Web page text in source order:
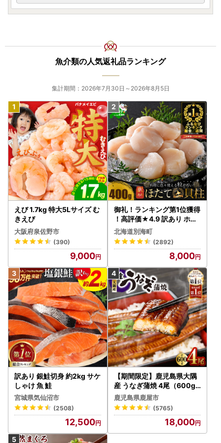
きましては、ご寄附いただいた後にお送りするワンストップ
ワンストップ特例申請の受付完了後には、ご登録のメールア
ドレス宛てに受付完了通知のメールをお送りしております。
▼「ふるまど」
新規アカウント登録の上ログインし寄附情報を追加していた
だきますと、「ふるまど」を利用したオンラインでのワンス
トップ特例申請及び変更申請や、受付状況の確認等が可能で
す。詳細につきましては、以下のURLよりご確認ください。
https://furumado.jp/
▼申請書送付先
〒444-1333
愛知県高浜市沢渡町一丁目3番28
愛知県南知多町ふるさと納税ワンストップ受付センター 行
き
※注意事項※
・ワンストップ特例申請の期限（必着）はご寄附翌年の1月1
0日です。
・複数回ご寄附をいただいている場合は、ご寄附ごとに申請
のお手続きが必要です。
・当町専用の申請書以外の受付完了までにはお時間をいただ
きますので、当町よりお送りしております申請書類をご利用
ください。
■問い合わせについて■
メールでのお問い合わせが非常に多く、ご回答にお時間を要
しております。誠に恐縮ではございますが、ご回答までに1
週間ほどお時間を頂く場合もございますのであらかじめご了
承ください。
また、お電話も大変混み合っておりご迷惑をおかけしており
ますが、何卒よろしくお願い申し上げます。
▼お問い合わせ先
南知多町 ふるさと納税担当
電話：050-1730-5448（10:00～17:00 ※土日祝・年末年始
メール：minamichita@furusato-supports.com
魚介類の人気返礼品ランキング
集計期間：2026年7月30日～2026年8月5日
えび 1.7kg 特大5Lサイズ む
きえび
大阪府泉佐野市
(390)
9,000
御礼！ランキング第1位獲得
！高評価★4.9 訳あり ホタ
テ 400g（ほたて 帆立 貝柱
冷凍 ）
北海道別海町
(2892)
8,000
訳あり 銀鮭切身 約2kg サケ
しゃけ 魚 鮭
宮城県気仙沼市
(2508)
12,500
【期間限定】鹿児島県大隅
産 うなぎ蒲焼 4尾（600g
） KN007-004-04-cp18
うなぎ 鰻 魚 惣菜 総菜
鹿児島県鹿屋市
(5765)
18,000